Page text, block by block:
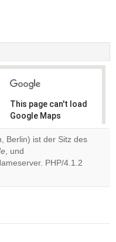
This page can't load
Google Maps
correctly.
Do you
own this
OK
Berlin) ist der Sitz des
, und
PHP/4.1.2